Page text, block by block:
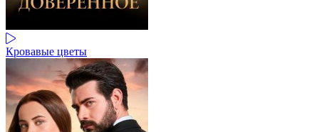
Кровавые цветы